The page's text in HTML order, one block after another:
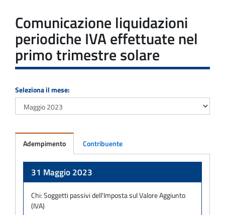
Comunicazione liquidazioni
periodiche IVA effettuate nel
primo trimestre solare
Seleziona il mese:
Adempimento Contribuente
31 Maggio 2023
Chi:Soggetti passivi dell'Imposta sul Valore Aggiunto
(IVA)